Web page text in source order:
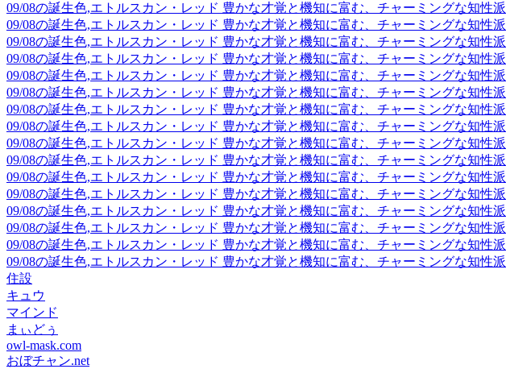
09/08の誕生色,エトルスカン・レッド 豊かな才覚と機知に富む、チャーミングな知性派
09/08の誕生色,エトルスカン・レッド 豊かな才覚と機知に富む、チャーミングな知性派
09/08の誕生色,エトルスカン・レッド 豊かな才覚と機知に富む、チャーミングな知性派
09/08の誕生色,エトルスカン・レッド 豊かな才覚と機知に富む、チャーミングな知性派
09/08の誕生色,エトルスカン・レッド 豊かな才覚と機知に富む、チャーミングな知性派
09/08の誕生色,エトルスカン・レッド 豊かな才覚と機知に富む、チャーミングな知性派
09/08の誕生色,エトルスカン・レッド 豊かな才覚と機知に富む、チャーミングな知性派
09/08の誕生色,エトルスカン・レッド 豊かな才覚と機知に富む、チャーミングな知性派
09/08の誕生色,エトルスカン・レッド 豊かな才覚と機知に富む、チャーミングな知性派
09/08の誕生色,エトルスカン・レッド 豊かな才覚と機知に富む、チャーミングな知性派
09/08の誕生色,エトルスカン・レッド 豊かな才覚と機知に富む、チャーミングな知性派
09/08の誕生色,エトルスカン・レッド 豊かな才覚と機知に富む、チャーミングな知性派
09/08の誕生色,エトルスカン・レッド 豊かな才覚と機知に富む、チャーミングな知性派
09/08の誕生色,エトルスカン・レッド 豊かな才覚と機知に富む、チャーミングな知性派
09/08の誕生色,エトルスカン・レッド 豊かな才覚と機知に富む、チャーミングな知性派
09/08の誕生色,エトルスカン・レッド 豊かな才覚と機知に富む、チャーミングな知性派
住設
キュウ
マインド
まぃどぅ
owl-mask.com
おぼチャン.net